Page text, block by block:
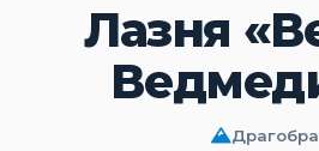
Лазня